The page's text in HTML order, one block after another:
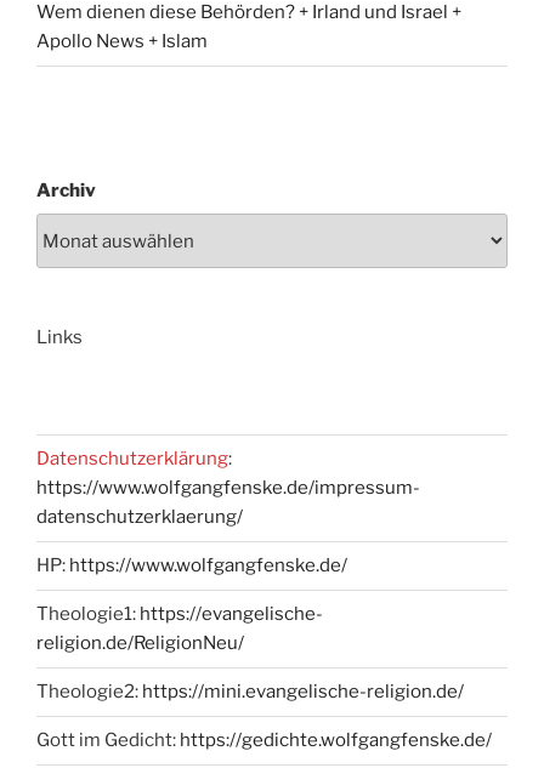
Wem dienen diese Behörden? + Irland und Israel +
Apollo News + Islam
Archiv
Links
Datenschutzerklärung:
https://www.wolfgangfenske.de/impressum-
datenschutzerklaerung/
HP: https://www.wolfgangfenske.de/
Theologie1: https://evangelische-
religion.de/ReligionNeu/
Theologie2: https://mini.evangelische-religion.de/
Gott im Gedicht: https://gedichte.wolfgangfenske.de/